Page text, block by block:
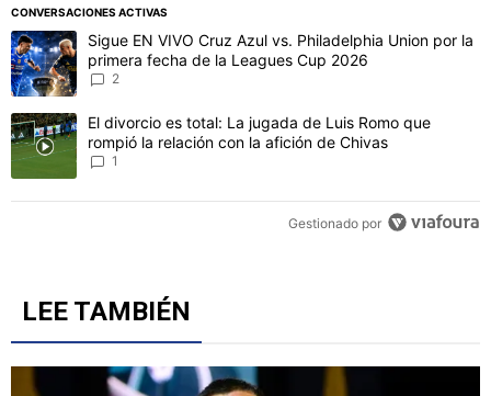
CONVERSACIONES ACTIVAS
Este listado muestra los artículos con más comentarios en los
Un artículo de tendencia con el título "Sigue EN VIVO Cruz Azul
Sigue EN VIVO Cruz Azul vs. Philadelphia Union por la
primera fecha de la Leagues Cup 2026
Un artículo de tendencia con el título "El divorcio es total: La
El divorcio es total: La jugada de Luis Romo que